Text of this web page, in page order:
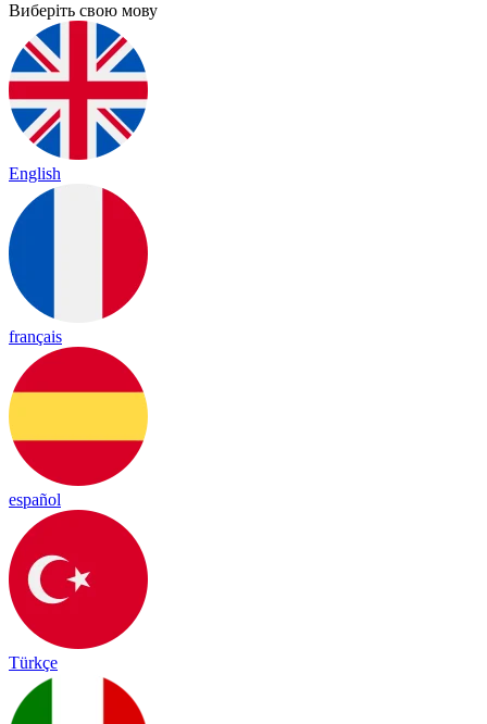
Виберіть свою мову
English
français
español
Türkçe